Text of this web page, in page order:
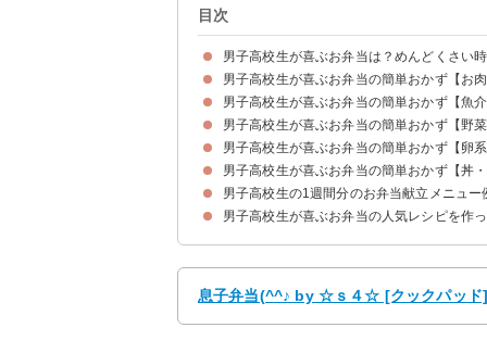
目次
男子高校生が喜ぶお弁当は？めんどくさい
男子高校生が喜ぶお弁当の簡単おかず【お
①鶏の唐揚げ【20分】
②鶏ひき肉のチーズ照り焼き【15分】
③作り置きできるカルビ焼き風ハンバーグ【5分
④レンジで時短ミートローフ【5分】
⑤牛肉の野菜巻き【10分】
男子高校生が喜ぶお弁当の簡単おかず【魚
①白身魚揚げの照り焼き【10分】
②ゴマ鯖の竜田揚げ【10分】
③鯖の味噌焼き【15分】
④白身魚のフライ【10分】
⑤エビチリ【15分】
⑥作り置きできるホタテの照り焼き【20分】
男子高校生が喜ぶお弁当の簡単おかず【野
①夏野菜の塩きんぴら【20分】
②エビと枝豆の春巻き【10分】
③レンジで簡単ブロッコリーの胡麻和え【5分】
④ほうれん草とベーコンのバター炒め【10分】
⑤ナポリタン【10分】
男子高校生が喜ぶお弁当の簡単おかず【卵
①油揚げ卵【25分】
②スコッチエッグ【15分】
③ベーコンエッグ【5分】
⑤ツナ入りオムレツ【10分】
男子高校生が喜ぶお弁当の簡単おかず【丼
①いなり寿司【10分】
②ボリューム満点肉巻きおにぎり【10分】
③カツ丼【20分】
④牛丼【20分】
⑤スパムむすび【5分】
男子高校生の1週間分のお弁当献立メニュー
月曜日のお弁当の献立①手早くお弁当を詰めたい
火曜日のお弁当の献立②炊き込みご飯で栄養バラ
水曜日のお弁当の献立③ボリューム満点でも彩り
木曜日のお弁当の献立④体を作るための栄養をし
金曜日のお弁当の献立⑤マンネリ回避の丼物
土曜日のお弁当の献立⑥部活に食べるボリューム
男子高校生が喜ぶお弁当の人気レシピを作っ
息子弁当(^^♪ by ☆ｓ４☆ [クックパッド]